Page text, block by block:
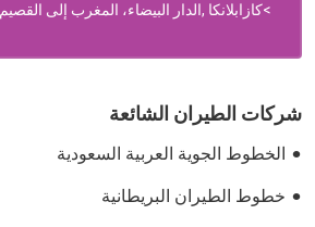
كازابلانكا ,الدار البيضاء، المغرب إلى القصيم
شركات الطيران الشائعة
الخطوط الجوية العربية السعودية
خطوط الطيران البريطانية